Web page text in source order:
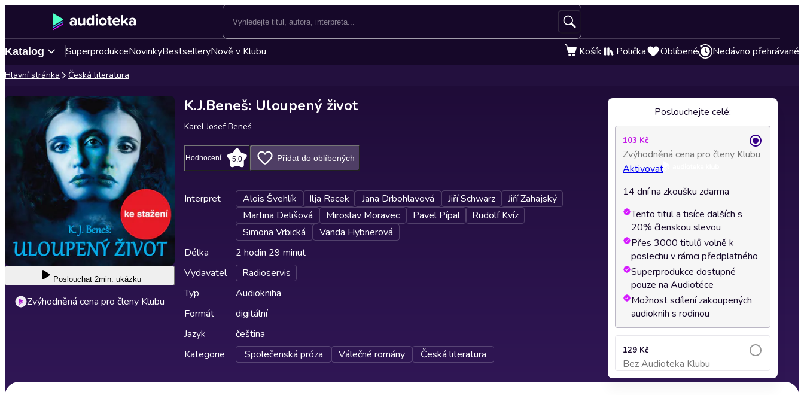
Katalog SuperprodukceNovinkyBestselleryNově v Klubu Košík Polička Oblíbené Nedávno přehrávané
Hlavní stránka Česká literatura
Poslouchat 2min. ukázku
Zvýhodněná cena pro členy Klubu
K.J.Beneš: Uloupený život
Karel Josef Beneš
Hodnocení 5,0 Přidat do oblíbených
Interpret Alois Švehlík Ilja Racek Jana Drbohlavová Jiří Schwarz
Jiří Zahajský
Martina Delišová
Miroslav Moravec Pavel Pípal
Rudolf Kvíz
Simona Vrbická
Vanda Hybnerová
Délka
2 hodin 29 minut
Vydavatel
Radioservis
Typ
Audiokniha
Formát
digitální
Jazyk
čeština
Kategorie
Společenská próza Válečné romány Česká literatura
Poslouchejte celé:
103 Kč
Zvýhodněná cena pro členy Klubu
Aktivovat
14 dní na zkoušku zdarma
Tento titul a tisíce dalších s
20% členskou slevou
Přes 3000 titulů volně k
poslechu v rámci předplatného
Superprodukce dostupné
pouze na Audiotéce
Možnost sdílení zakoupených
audioknih s rodinou
129 Kč
Bez Audioteka Klubu
Přidat do košíku